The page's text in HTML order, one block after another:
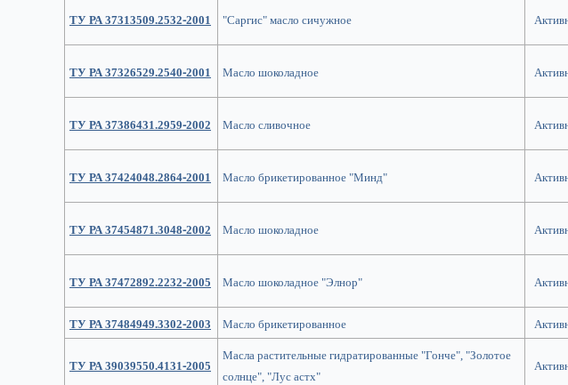
ТУ РА 37313509.2532-2001 "Саргис" масло сичужное
ТУ РА 37326529.2540-2001 Масло шоколадное
ТУ РА 37386431.2959-2002 Масло сливочное
ТУ РА 37424048.2864-2001 Масло брикетированное "Минд"
ТУ РА 37454871.3048-2002 Масло шоколадное
ТУ РА 37472892.2232-2005 Масло шоколадное "Элнор"
ТУ РА 37484949.3302-2003
Масло брикетированное
ТУ РА 39039550.4131-2005
Масла растительные гидратированные "Гонче", "Золотое
солнце", "Лус астх"